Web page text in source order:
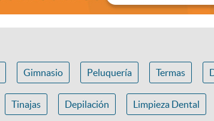
Gimnasio Peluquería Termas
Tinajas Depilación Limpieza Dental